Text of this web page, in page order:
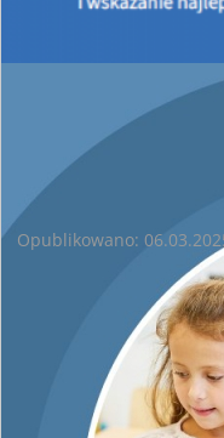
Zwracamy się z prośbą
podpisem
docx
Spotkanie z wykonawcami
Opublikowano:
W związku z licznymi
realizacji Programu
Wojewódzki
Wodnej w Kielcach
(Przedsiębiorców)
przedsięwzięć w